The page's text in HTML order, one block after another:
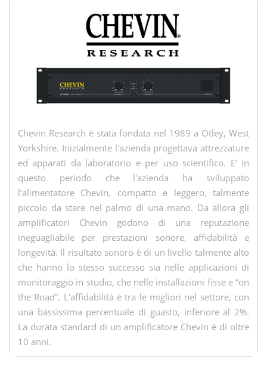
Chevin Research è stata fondata nel 1989 a Otley, West
Yorkshire. Inizialmente l'azienda progettava attrezzature
ed apparati da laboratorio e per uso scientifico. E' in
questo periodo che l'azienda ha sviluppato
l’alimentatore Chevin, compatto e leggero, talmente
piccolo da stare nel palmo di una mano. Da allora gli
amplificatori Chevin godono di una reputazione
ineguagliabile per prestazioni sonore, affidabilità e
longevità. Il risultato sonoro è di un livello talmente alto
che hanno lo stesso successo sia nelle applicazioni di
monitoraggio in studio, che nelle installazioni fisse e “on
the Road”. L'affidabilità è tra le migliori nel settore, con
una bassissima percentuale di guasto, inferiore al 2%.
La durata standard di un amplificatore Chevin è di oltre
10 anni.